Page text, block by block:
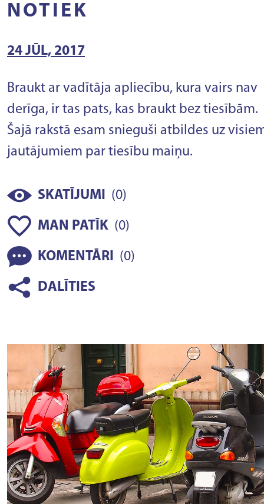
NOTIEK
24 JŪL, 2017
Braukt ar vadītāja apliecību, kura vairs nav
derīga, ir tas pats, kas braukt bez tiesībām.
Šajā rakstā esam snieguši atbildes uz
jautājumiem par tiesību maiņu.
SKATĪJUMI (0)
MAN PATĪK (0)
KOMENTĀRI (0)
DALĪTIES